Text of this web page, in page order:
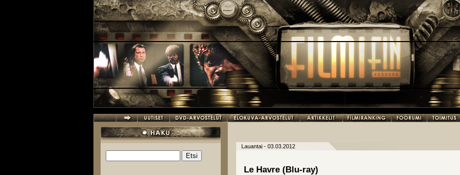
Hakulomake
Lauantai - 03.03.2012
Le Havre (Blu-ray)